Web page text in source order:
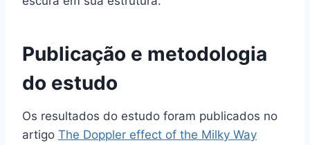
Publicação e metodologia
do estudo
Os resultados do estudo foram publicados no
artigo The Doppler effect of the Milky Way